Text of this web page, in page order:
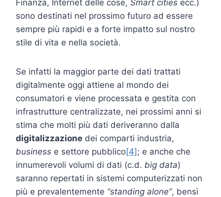
Finanza, Internet delle cose, Smart cities ecc.)
sono destinati nel prossimo futuro ad essere
sempre più rapidi e a forte impatto sul nostro
stile di vita e nella società.
Se infatti la maggior parte dei dati trattati
digitalmente oggi attiene al mondo dei
consumatori e viene processata e gestita con
infrastrutture centralizzate, nei prossimi anni si
stima che molti più dati deriveranno dalla
digitalizzazione dei comparti industria,
business e settore pubblico[4]; e anche che
innumerevoli volumi di dati (c.d. big data)
saranno repertati in sistemi computerizzati non
più e prevalentemente “standing alone”, bensì